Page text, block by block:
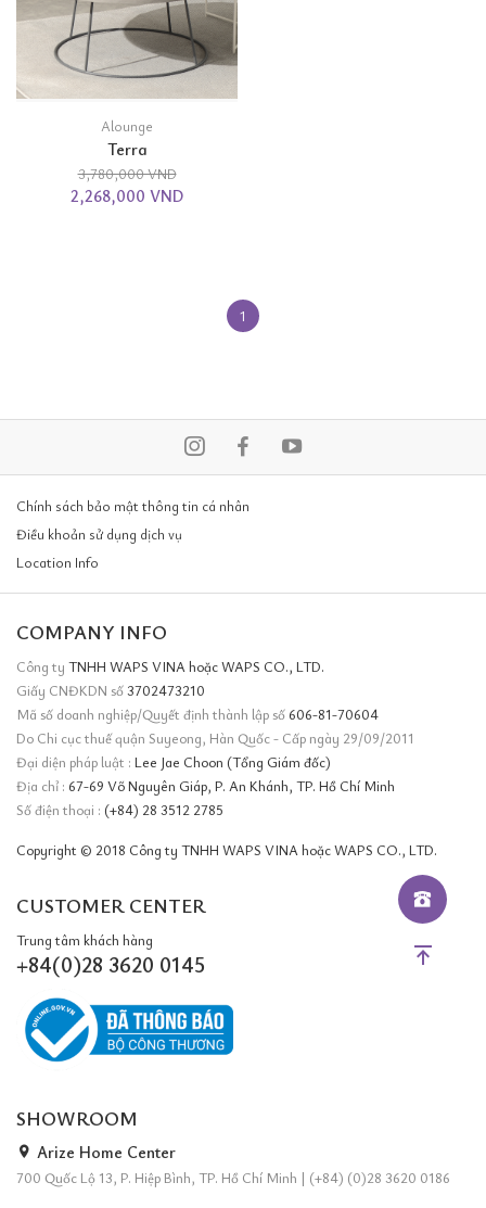
Alounge
Terra
3,780,000 VND
2,268,000 VND
1
Chính sách bảo mật thông tin cá nhân
Điều khoản sử dụng dịch vụ
Location Info
COMPANY INFO
Công ty TNHH WAPS VINA hoặc WAPS CO., LTD.
Giấy CNĐKDN số3702473210
Mã số doanh nghiệp/Quyết định thành lập số 606-81-70604
Do Chi cục thuế quận Suyeong, Hàn Quốc - Cấp ngày 29/09/2011
Đại diện pháp luật : Lee Jae Choon (Tổng Giám đốc)
Địa chỉ : 67-69 Võ Nguyên Giáp, P. An Khánh, TP. Hồ Chí Minh
Số điện thoại : (+84) 28 3512 2785
Copyright © 2018 Công ty TNHH WAPS VINA hoặc WAPS CO., LTD.
CUSTOMER CENTER
Trung tâm khách hàng
+84(0)28 3620 0145
SHOWROOM
Arize Home Center
700 Quốc Lộ 13, P. Hiệp Bình, TP. Hồ Chí Minh | (+84) (0)28 3620 0186